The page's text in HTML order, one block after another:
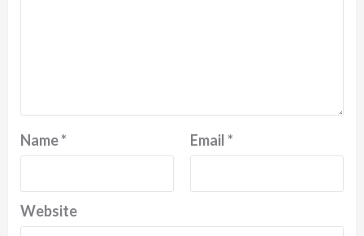
Name* Email*
Website